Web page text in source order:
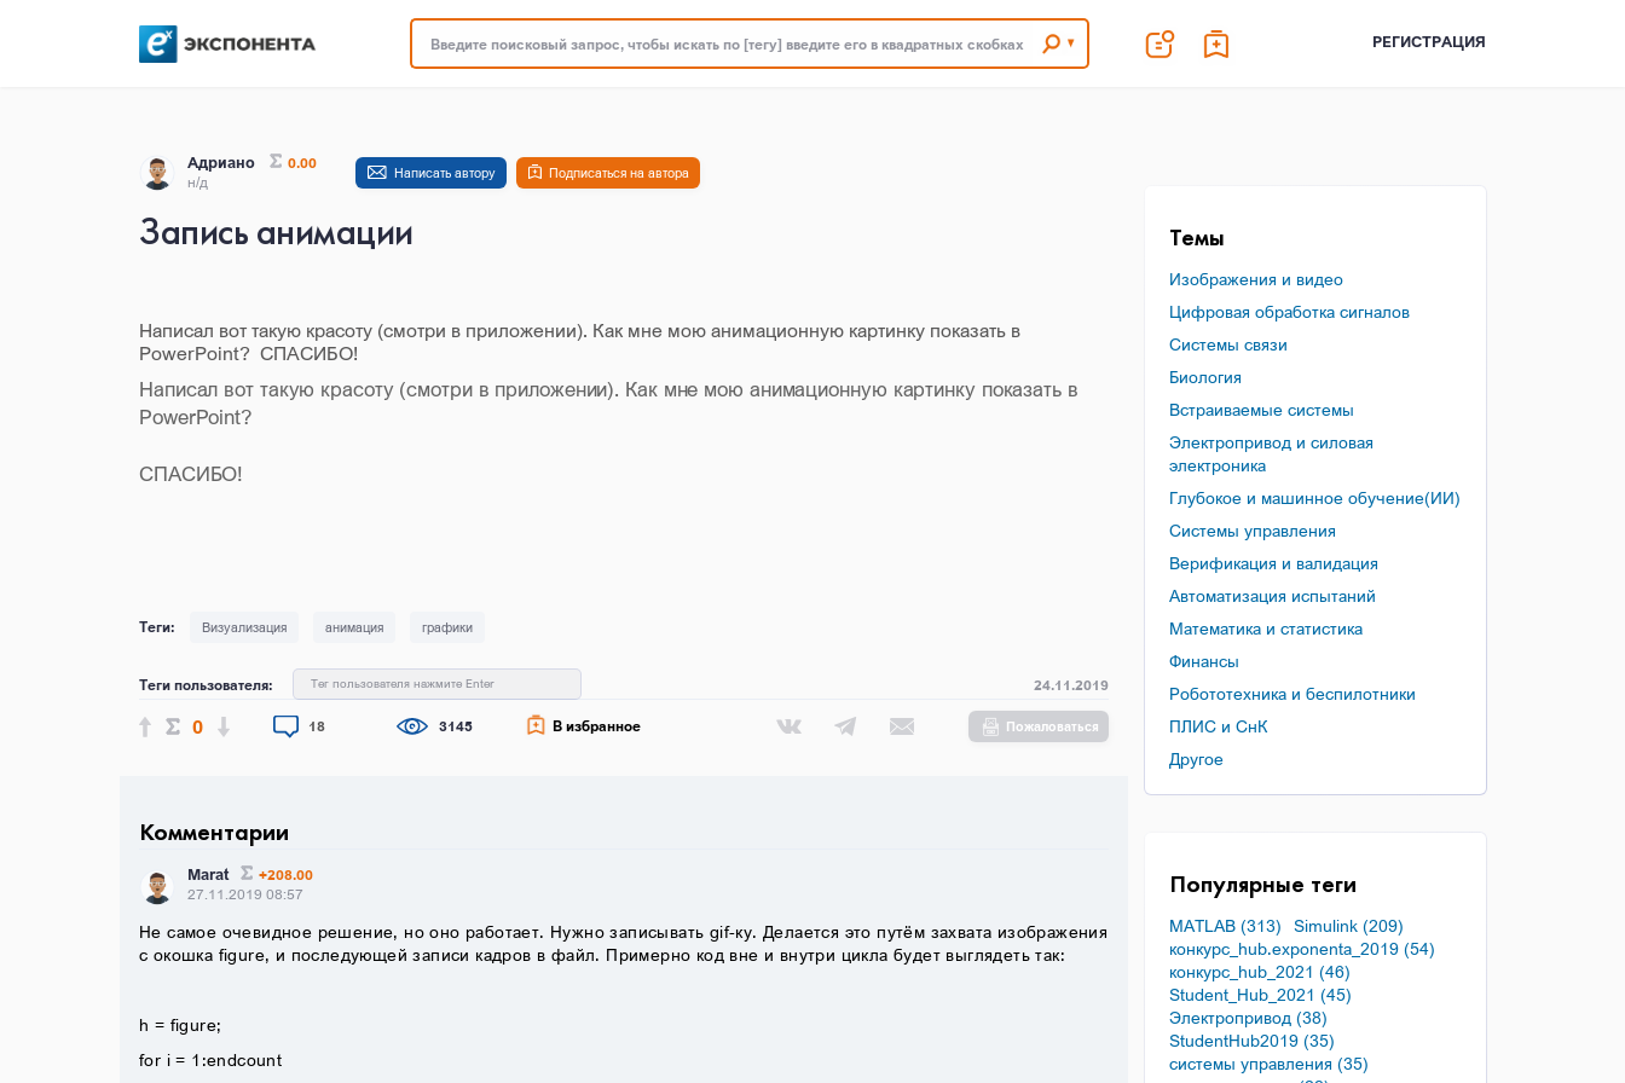
Введите поисковый запрос, чтобы искать по [тегу] введите его в квадратных скобках РЕГИСТРАЦИЯ
Адриано
0.00
н/д
Написать автору Подписаться на автора
Запись анимации
Написал вот такую красоту (смотри в приложении). Как мне мою анимационную картинку показать в
PowerPoint? СПАСИБО!
Написал вот такую красоту (смотри в приложении). Как мне мою анимационную картинку показать в
PowerPoint?
СПАСИБО!
Визуализация анимация графики
Теги пользователя: Тег пользователя нажмите Enter 24.11.2019
0 18 3145 В избранное Пожаловаться
Комментарии
Marat
+208.00
27.11.2019 08:57
Не самое очевидное решение, но оно работает. Нужно записывать gif-ку. Делается это путём захвата изображения
с окошка figure, и последующей записи кадров в файл. Примерно код вне и внутри цикла будет выглядеть так:
h = figure;
for i = 1:endcount
Темы
Изображения и видео
Цифровая обработка сигналов
Системы связи
Биология
Встраиваемые системы
Электропривод и силовая
электроника
Глубокое и машинное обучение(ИИ)
Системы управления
Верификация и валидация
Автоматизация испытаний
Математика и статистика
Финансы
Робототехника и беспилотники
ПЛИС и СнК
Другое
Популярные теги
MATLAB (313)
Simulink (209)
конкурс_hub.exponenta_2019 (54)
конкурс_hub_2021 (46)
Student_Hub_2021 (45)
Электропривод (38)
StudentHub2019 (35)
системы управления (35)